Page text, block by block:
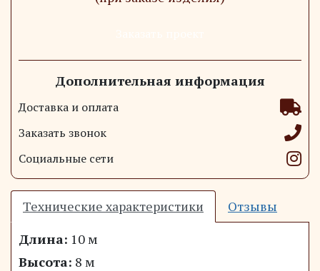
Дополнительная информация
Доставка и оплата
Заказать звонок
Социальные сети
Технические характеристики
Отзывы
Длина: 10 м
Высота: 8 м